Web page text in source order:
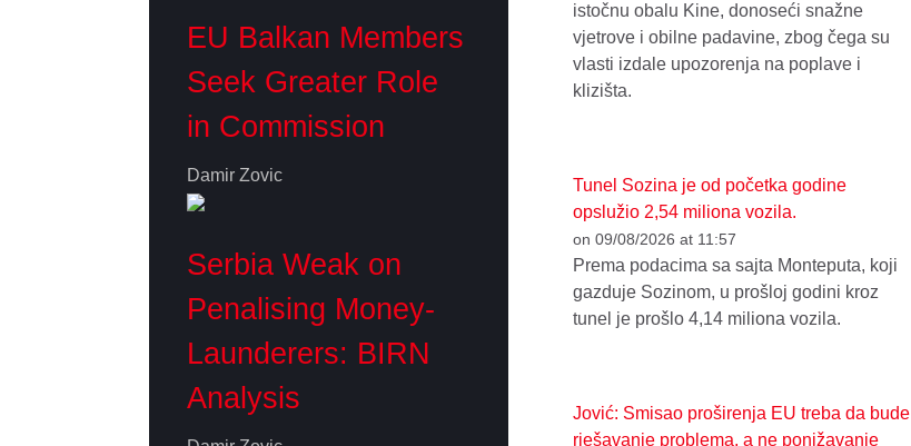
EU Balkan Members
Seek Greater Role
in Commission
Damir Zovic
Serbia Weak on
Penalising Money-
Launderers: BIRN
Analysis
istočnu obalu Kine, donoseći snažne
vjetrove i obilne padavine, zbog čega su
vlasti izdale upozorenja na poplave i
klizišta.
Tunel Sozina je od početka godine
opslužio 2,54 miliona vozila.
on 09/08/2026 at 11:57
Prema podacima sa sajta Monteputa, koji
gazduje Sozinom, u prošloj godini kroz
tunel je prošlo 4,14 miliona vozila.
Jović: Smisao proširenja EU treba da bude
rješavanje problema, a ne ponižavanje